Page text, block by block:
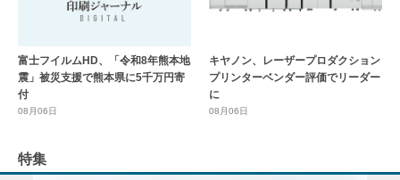
富士フイルムHD、「令和8年熊本地
震」被災支援で熊本県に5千万円寄
付
08月06日
キヤノン、レーザープロダクション
プリンターベンダー評価でリーダー
に
08月06日
特集